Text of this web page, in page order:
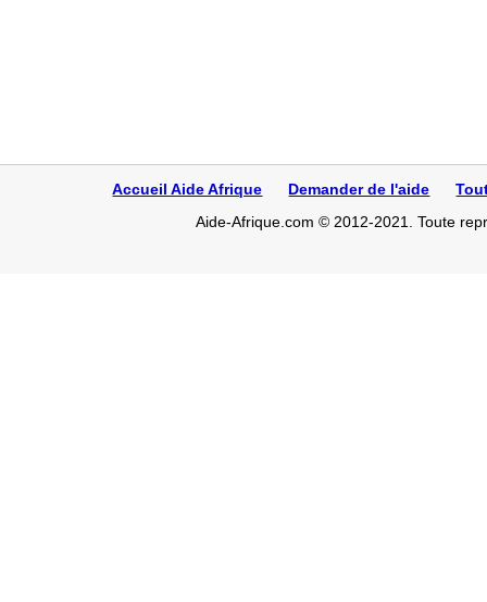
Accueil Aide Afrique Demander de l'aide
Aide-Afrique.com © 2012-2021. Toute